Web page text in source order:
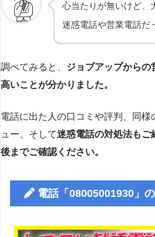
心当たりが無いけど
迷惑電話や営業電話
調べてみると、 ジョブアップからの
高いことが分かりました。
電話に出た人の口コミや評判、同
ュー、そして迷惑電話の対処法もご
後までご確認ください。
電話「08005001930」